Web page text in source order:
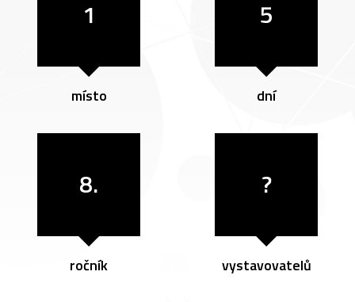
1
místo
5
dní
8.
ročník
?
vystavovatelů